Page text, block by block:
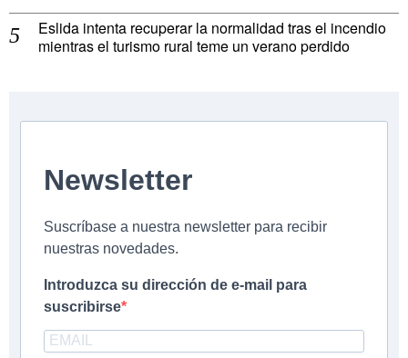
Eslida intenta recuperar la normalidad tras el incendio
mientras el turismo rural teme un verano perdido
Newsletter
Suscríbase a nuestra newsletter para recibir
nuestras novedades.
Introduzca su dirección de e-mail para
suscribirse